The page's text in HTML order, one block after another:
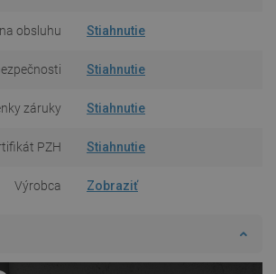
obsluhu Stiahnutie
Stiahnutie
záruky Stiahnutie
PZH Stiahnutie
Výrobca Zobraziť